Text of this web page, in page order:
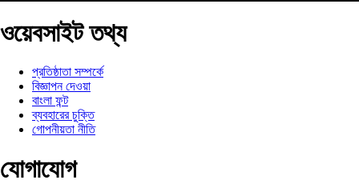
ওয়েবসাইট তথ্য
প্রতিষ্ঠাতা সম্পর্কে
বিজ্ঞাপন দেওয়া
বাংলা ফন্ট
ব্যবহারের চুক্তি
গোপনীয়তা নীতি
যোগাযোগ